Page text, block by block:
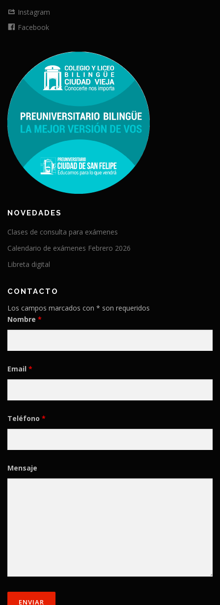
Instagram
Facebook
NOVEDADES
Clases de consulta para exámenes
Calendario de exámenes Febrero 2026
Libreta digital
CONTACTO
Los campos marcados con * son requeridos
Nombre *
Email *
Teléfono *
Mensaje